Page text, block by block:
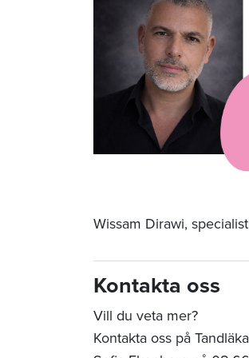
Wissam Dirawi,
Kontakta oss
Vill du veta mer?
Kontakta oss på